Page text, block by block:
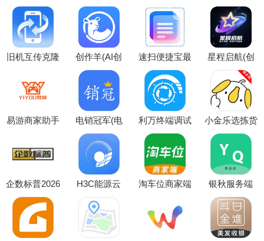
旧机互传克隆
据工具平台)
创作羊(AI创
作工具)
速扫便捷宝最
新手机版
星程启航(创
业服务平台)
易游商家助手
理平台)
电销冠军(电
销管理软件)
利万终端调试
软件(终端设
备调试)
小金乐选拣货
端2026最新版
本
企数标普2026
最新版本
H3C能源云
2026官方最新
版本
淘车位商家端
助手)
银秋服务端
(银秋办公小
工具)